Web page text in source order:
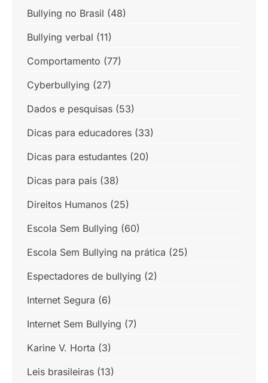
Bullying no Brasil (48)
Bullying verbal (11)
Comportamento (77)
Cyberbullying (27)
Dados e pesquisas (53)
Dicas para educadores (33)
Dicas para estudantes (20)
Dicas para pais (38)
Direitos Humanos (25)
Escola Sem Bullying (60)
Escola Sem Bullying na prática (25)
Espectadores de bullying (2)
Internet Segura (6)
Internet Sem Bullying (7)
Karine V. Horta (3)
Leis brasileiras (13)